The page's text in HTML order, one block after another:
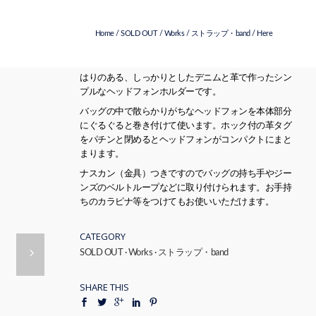
Home/ SOLD OUT/ Works/ ストラップ・band / Here
はりのある、しっかりとしたデニムと革で作ったシン
プルなヘッドフォンホルダーです。
バッグの中で散らかりがちなヘッドフォンを本体部分
にぐるぐると巻き付けて使います。ホック付の革タグ
をパチンと閉めるとヘッドフォンがコンパクトにまと
まります。
ナスカン（金具）つきですのでバッグの持ち手やジー
ンズのベルトループなどに取り付けられます。お手持
ちのカラピナ等をつけてもお使いいただけます。
CATEGORY
SOLD OUT ·Works · ストラップ・band
SHARE THIS